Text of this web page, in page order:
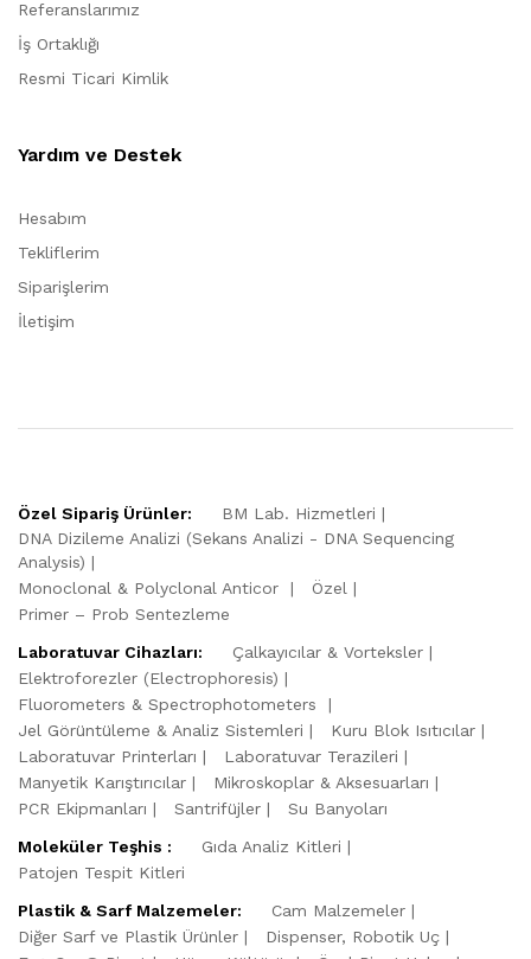
Referanslarımız
İş Ortaklığı
Resmi Ticari Kimlik
Yardım ve Destek
Hesabım
Tekliflerim
Siparişlerim
İletişim
Özel Sipariş Ürünler:
BM Lab. Hizmetleri
DNA Dizileme Analizi (Sekans Analizi - DNA Sequencing
Analysis)
Monoclonal & Polyclonal Anticor
Özel
Primer – Prob Sentezleme
Laboratuvar Cihazları:
Çalkayıcılar & Vorteksler
Elektroforezler (Electrophoresis)
Fluorometers & Spectrophotometers
Jel Görüntüleme & Analiz Sistemleri
Kuru Blok Isıtıcılar
Laboratuvar Printerları
Laboratuvar Terazileri
Manyetik Karıştırıcılar
Mikroskoplar & Aksesuarları
PCR Ekipmanları
Santrifüjler
Su Banyoları
Moleküler Teşhis :
Gıda Analiz Kitleri
Patojen Tespit Kitleri
Plastik & Sarf Malzemeler:
Cam Malzemeler
Diğer Sarf ve Plastik Ürünler
Dispenser, Robotik Uç